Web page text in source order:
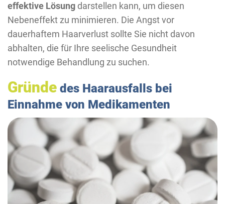
effektive Lösung darstellen kann, um diesen
Nebeneffekt zu minimieren. Die Angst vor
dauerhaftem Haarverlust sollte Sie nicht davon
abhalten, die für Ihre seelische Gesundheit
notwendige Behandlung zu suchen.
Gründe des Haarausfalls bei
Einnahme von Medikamenten